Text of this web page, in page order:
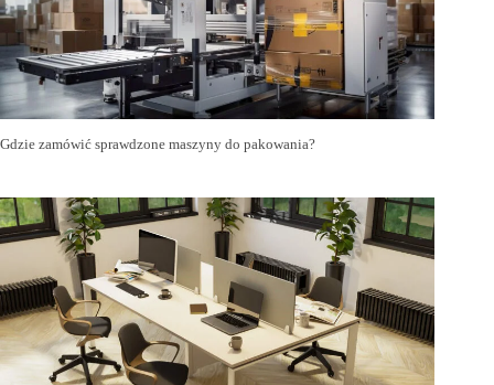
Gdzie zamówić sprawdzone maszyny do pakowania?